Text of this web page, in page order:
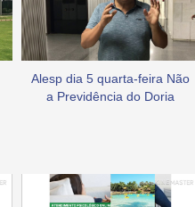
Alesp dia 5 quarta-feira Não
a Previdência do Doria